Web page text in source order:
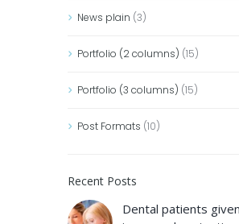
News plain (3)
Portfolio (2 columns) (15)
Portfolio (3 columns) (15)
Post Formats (10)
Recent Posts
Dental patients given